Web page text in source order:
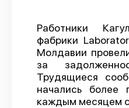
Работники
фабрики
Молдавии
за
Трудящиеся
начались
каждым месяцем